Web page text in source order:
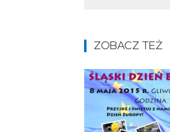
ZOBACZ TEŻ